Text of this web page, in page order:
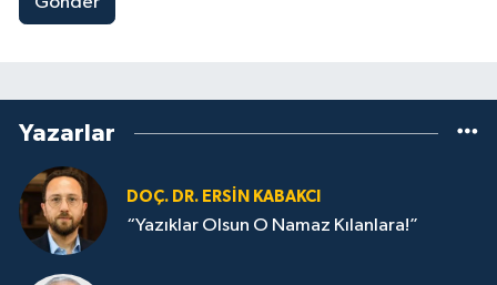
Yazarlar
DOÇ. DR. ERSIN KABAKCI
“Yazıklar Olsun O Namaz Kılanlara!”